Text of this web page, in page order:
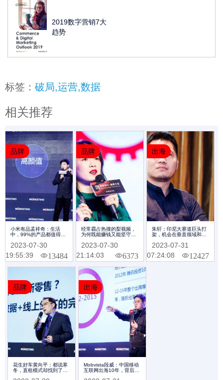
2019数字营销7大
趋势
标签： 破局,运营,数据
相关推荐
品牌
小米有品孟祥奇：生活
中，99%的产品都值得被
Morketing Summit 2018
2023-07-30
19:55:39
13484
品牌
经常霸占热搜的梨视频，
为何既能赚钱又能坚守情
2018专题
2023-07-30
21:14:03
6373
出海
朱轩：印尼大赛道巨头打
架，机会在垂直领域和生
Summit 2018专题
2023-07-31
07:24:08
12427
品牌
花生好车黄向平：都说寒
冬，直租模式却找到了汽
出海
Mobvista段威：中国移动
互联网出海10年，背后的